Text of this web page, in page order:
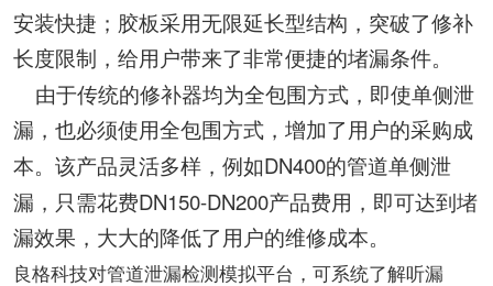
安装快捷；胶板采用无限延长型结构，突破了修补
长度限制，给用户带来了非常便捷的堵漏条件。
由于传统的修补器均为全包围方式，即使单侧泄
漏，也必须使用全包围方式，增加了用户的采购成
本。该产品灵活多样，例如DN400的管道单侧泄
漏，只需花费DN150-DN200产品费用，即可达到堵
漏效果，大大的降低了用户的维修成本。
良格科技对管道泄漏检测模拟平台，可系统了解听漏